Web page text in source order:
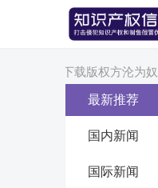
免费下载版权方沦为奴隶
最新推荐
国内新闻
国际新闻